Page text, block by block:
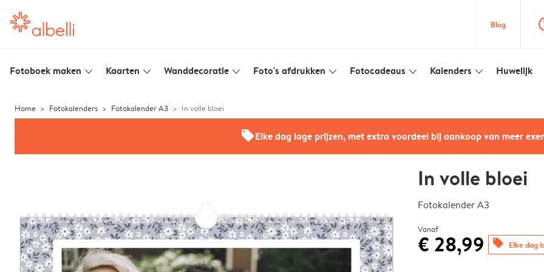
Blog
Fotoboek maken slim_arrow_down Kaarten slim_arrow_down Wanddecoratie slim_arrow_down Foto's afdrukken slim_arrow_down Fotocadeaus slim_arrow_down Kalenders slim_arrow_down Huwelijk
Home Fotokalenders Fotokalender A3 In volle bloei
offersElke dag lage prijzen, met extra voordeel bij aankoop van meer
In volle bloei
Fotokalender A3
Vanaf
€ 28,99 offers Elke dag